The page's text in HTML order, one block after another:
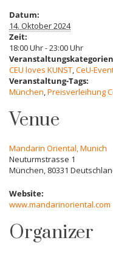
Datum:
14. Oktober 2024
Zeit:
18:00 Uhr - 23:00 Uhr
CEU loves KUNST CeU-
Veranstaltung-Tags:
München Preisverleihung
Venue
Mandarin Oriental, Munich
Neuturmstrasse 1
München 80331
Website:
www.mandarinoriental.com
Organizer